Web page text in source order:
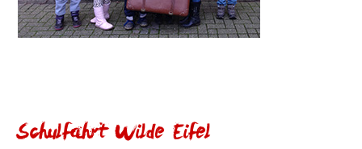
Schulfahrt Wilde Eifel